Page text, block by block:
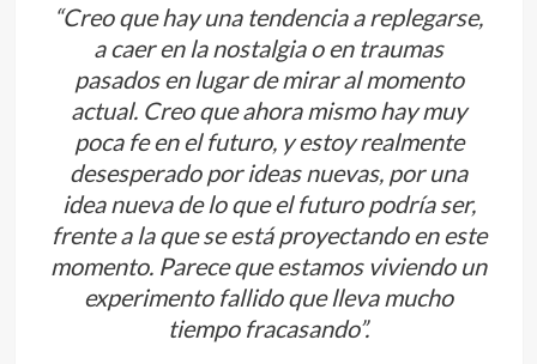
“Creo que hay una tendencia a replegarse,
a caer en la nostalgia o en traumas
pasados en lugar de mirar al momento
actual. Creo que ahora mismo hay muy
poca fe en el futuro, y estoy realmente
desesperado por ideas nuevas, por una
idea nueva de lo que el futuro podría ser,
frente a la que se está proyectando en este
momento. Parece que estamos viviendo un
experimento fallido que lleva mucho
tiempo fracasando”.